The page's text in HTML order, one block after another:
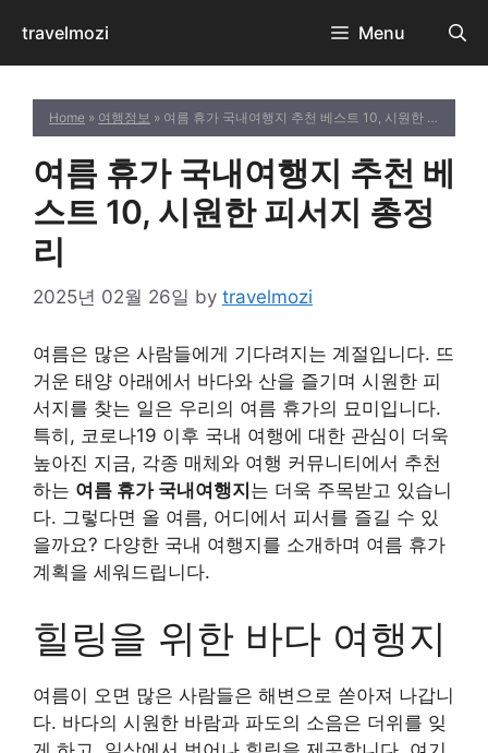
content
travelmozi Menu
Home » 여행정보 » 여름 휴가 국내여행지 추천 베스트 10, 시원한 피서지 총정리
여름 휴가 국내여행지 추천 베
스트 10, 시원한 피서지 총정
리
2025년 02월 26일 by travelmozi
여름은 많은 사람들에게 기다려지는 계절입니다. 뜨
거운 태양 아래에서 바다와 산을 즐기며 시원한 피
서지를 찾는 일은 우리의 여름 휴가의 묘미입니다.
특히, 코로나19 이후 국내 여행에 대한 관심이 더욱
높아진 지금, 각종 매체와 여행 커뮤니티에서 추천
하는 여름 휴가 국내여행지 는 더욱 주목받고 있습니
다. 그렇다면 올 여름, 어디에서 피서를 즐길 수 있
을까요? 다양한 국내 여행지를 소개하며 여름 휴가
계획을 세워드립니다.
힐링을 위한 바다 여행지
여름이 오면 많은 사람들은 해변으로 쏟아져 나갑니
다. 바다의 시원한 바람과 파도의 소음은 더위를 잊